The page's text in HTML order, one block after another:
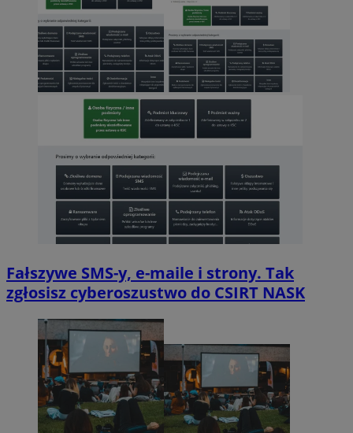
Fałszywe SMS-y, e-maile i strony. Tak
zgłosisz cyberoszustwo do CSIRT NASK